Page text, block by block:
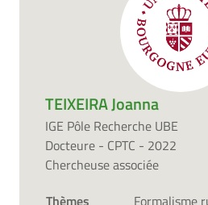
TEIXEIRA Joanna
IGE Pôle Recherche UBE
Docteure - CPTC - 2022
Chercheuse associée
Thèmes
Formalisme